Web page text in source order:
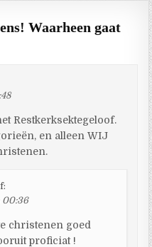
Waarheen gaat
Restkerksektegeloof.
en alleen WIJ
00:36
christenen goed
proficiat !